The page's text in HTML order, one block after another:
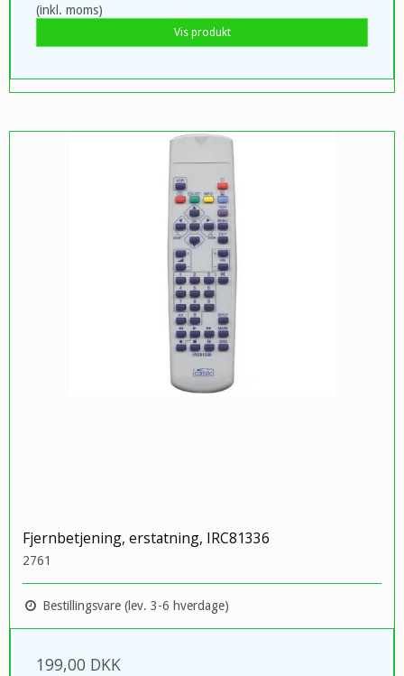
(inkl. moms)
Vis produkt
Fjernbetjening, erstatning, IRC81336
2761
Bestillingsvare (lev. 3-6 hverdage)
199,00 DKK